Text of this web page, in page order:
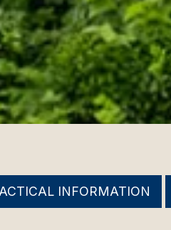
INFORMATION